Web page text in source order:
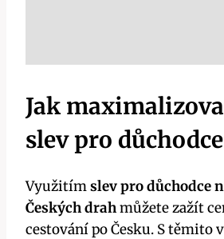
Jak
slev pro
Využitímslev pro důchodce
Českých drahmůžete zažít
cestování po Česku. S těmito